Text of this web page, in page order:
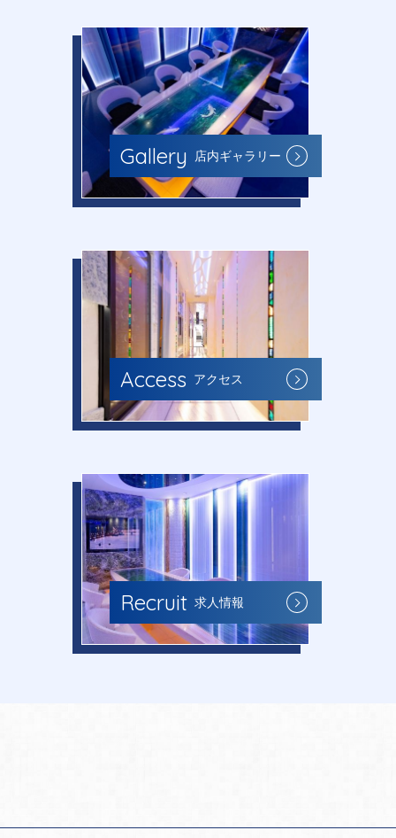
Gallery 店内ギャラリー
Access アクセス
Recruit 求人情報